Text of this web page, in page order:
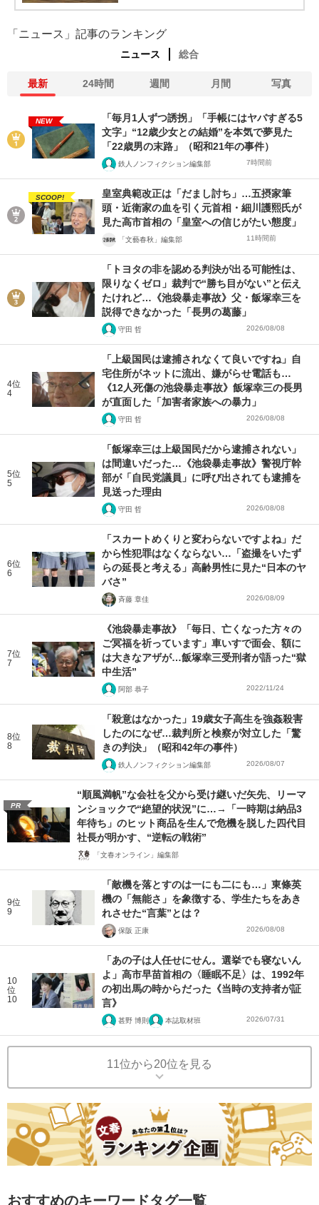
「ニュース」記事のランキング
ニュース 総合
最新 24時間 週間 月間 写真
NEW
「毎月1人ずつ誘拐」「手帳にはヤバすぎる5
文字」“12歳少女との結婚”を本気で夢見た
「22歳男の末路」（昭和21年の事件）
鉄人ノンフィクション編集部 7時間前
SCOOP!
皇室典範改正は「だまし討ち」…五摂家筆
頭・近衛家の血を引く元首相・細川護熙氏が
見た高市首相の「皇室への信じがたい態度」
「文藝春秋」編集部 11時間前
「トヨタの非を認める判決が出る可能性は、
限りなくゼロ」裁判で“勝ち目がない”と伝え
たけれど…《池袋暴走事故》父・飯塚幸三を
説得できなかった「長男の葛藤」
守田 哲 2026/08/08
4位
4
「上級国民は逮捕されなくて良いですね」自
宅住所がネットに流出、嫌がらせ電話も…
《12人死傷の池袋暴走事故》飯塚幸三の長男
が直面した「加害者家族への暴力」
守田 哲 2026/08/08
5位
5
「飯塚幸三は上級国民だから逮捕されない」
は間違いだった…《池袋暴走事故》警視庁幹
部が「自民党議員」に呼び出されても逮捕を
見送った理由
守田 哲 2026/08/08
6位
6
「スカートめくりと変わらないですよね」だ
から性犯罪はなくならない…「盗撮をいたず
らの延長と考える」高齢男性に見た“日本のヤ
バさ”
斉藤 章佳 2026/08/09
7位
7
《池袋暴走事故》「毎日、亡くなった方々の
ご冥福を祈っています」車いすで面会、額に
は大きなアザが…飯塚幸三受刑者が語った“獄
中生活”
阿部 恭子 2022/11/24
8位
8
「殺意はなかった」19歳女子高生を強姦殺害
したのになぜ…裁判所と検察が対立した「驚
きの判決」（昭和42年の事件）
鉄人ノンフィクション編集部 2026/08/07
PR
“順風満帆”な会社を父から受け継いだ矢先、リーマ
ンショックで“絶望的状況”に…→「一時期は納品3
年待ち」のヒット商品を生んで危機を脱した四代目
社長が明かす、“逆転の戦術”
「文春オンライン」編集部
9位
9
「敵機を落とすのは一にも二にも…」東條英
機の「無能さ」を象徴する、学生たちをあき
れさせた“言葉”とは？
保阪 正康 2026/08/08
10
位
10
「あの子は人任せにせん。選挙でも寝ないん
よ」高市早苗首相の〈睡眠不足〉は、1992年
の初出馬の時からだった《当時の支持者が証
言》
甚野 博則 本誌取材班 2026/07/31
11位から20位を見る
おすすめのキーワードタグ一覧